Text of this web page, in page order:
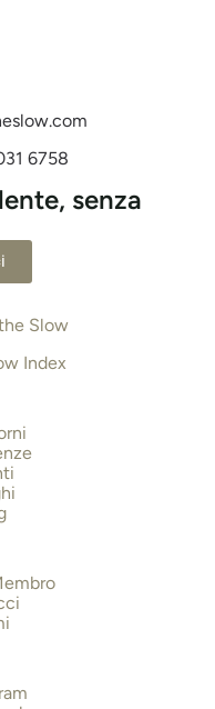
6758
senza
Slow
Index